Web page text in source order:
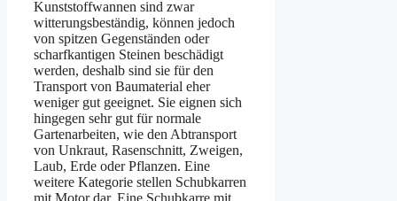
Kunststoffwannen sind zwar
witterungsbeständig, können jedoch
von spitzen Gegenständen oder
scharfkantigen Steinen beschädigt
werden, deshalb sind sie für den
Transport von Baumaterial eher
weniger gut geeignet. Sie eignen sich
hingegen sehr gut für normale
Gartenarbeiten, wie den Abtransport
von Unkraut, Rasenschnitt, Zweigen,
Laub, Erde oder Pflanzen. Eine
weitere Kategorie stellen Schubkarren
mit Motor dar. Eine Schubkarre mit